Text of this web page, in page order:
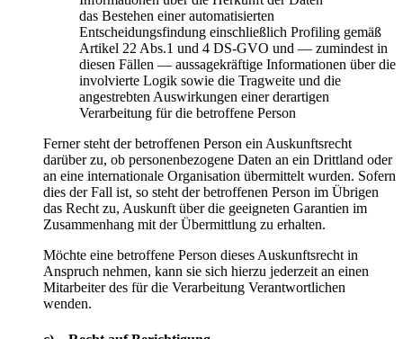
das Bestehen einer automatisierten
Entscheidungsfindung einschließlich Profiling gemäß
Artikel 22 Abs.1 und 4 DS-GVO und — zumindest in
diesen Fällen — aussagekräftige Informationen über die
involvierte Logik sowie die Tragweite und die
angestrebten Auswirkungen einer derartigen
Verarbeitung für die betroffene Person
Ferner steht der betroffenen Person ein Auskunftsrecht
darüber zu, ob personenbezogene Daten an ein Drittland oder
an eine internationale Organisation übermittelt wurden. Sofern
dies der Fall ist, so steht der betroffenen Person im Übrigen
das Recht zu, Auskunft über die geeigneten Garantien im
Zusammenhang mit der Übermittlung zu erhalten.
Möchte eine betroffene Person dieses Auskunftsrecht in
Anspruch nehmen, kann sie sich hierzu jederzeit an einen
Mitarbeiter des für die Verarbeitung Verantwortlichen
wenden.